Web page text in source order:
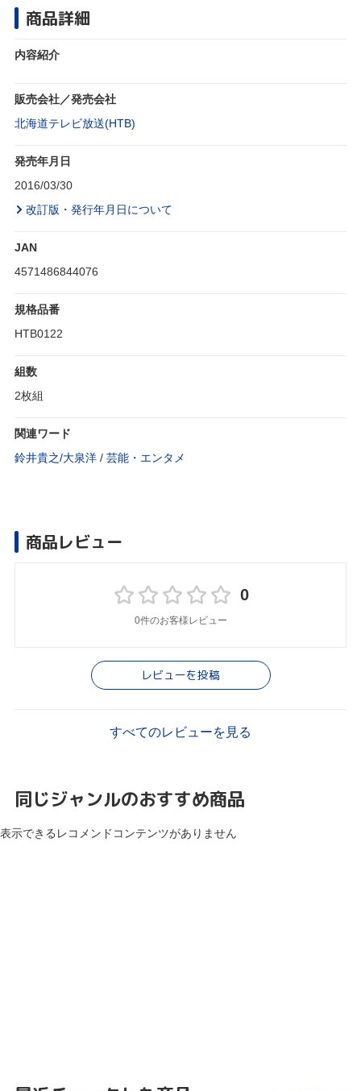
商品詳細
内容紹介
販売会社／発売会社
北海道テレビ放送(HTB)
発売年月日
2016/03/30
改訂版・発行年月日について
JAN
4571486844076
規格品番
HTB0122
組数
2枚組
関連ワード
鈴井貴之/大泉洋 / 芸能・エンタメ
商品レビュー
0
0件のお客様レビュー
レビューを投稿
すべてのレビューを見る
同じジャンルのおすすめ商品
表示できるレコメンドコンテンツがありません